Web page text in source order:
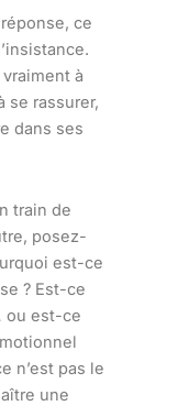
ce
à
se rassurer,
dans ses
train de
posez-
est-ce
? Est-ce
ou est-ce
n’est pas le
une